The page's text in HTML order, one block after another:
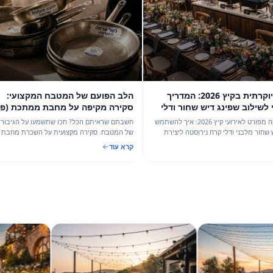
ניגודיות יוקרתית בקיץ 2026: המדריך
דיש שחור ודלי
פרימיוםמדריך הפקה מפורט לאירועי קיץ 2026: איך להשתמש
ודלי קרח נירוסטה ליצירת
כולל לוחות זמנים, תקציב
הלב הפועם של המטבח המקצועי:
סקירה מקיפה על מחבת ממתכת (פרווה)
לאירועי אביב 2026
חשבתם שראיתם הכל? חכו שתשמעו על הגיבור השקט
של המטבח. סקירה מקצועית על השכרת מחבת
ממתכת (פרווה) מבית מֵהמֵה – הפתרון המושלם
לשמירה על כשרות, טעם וביצועים באירוע הבא שלכם.